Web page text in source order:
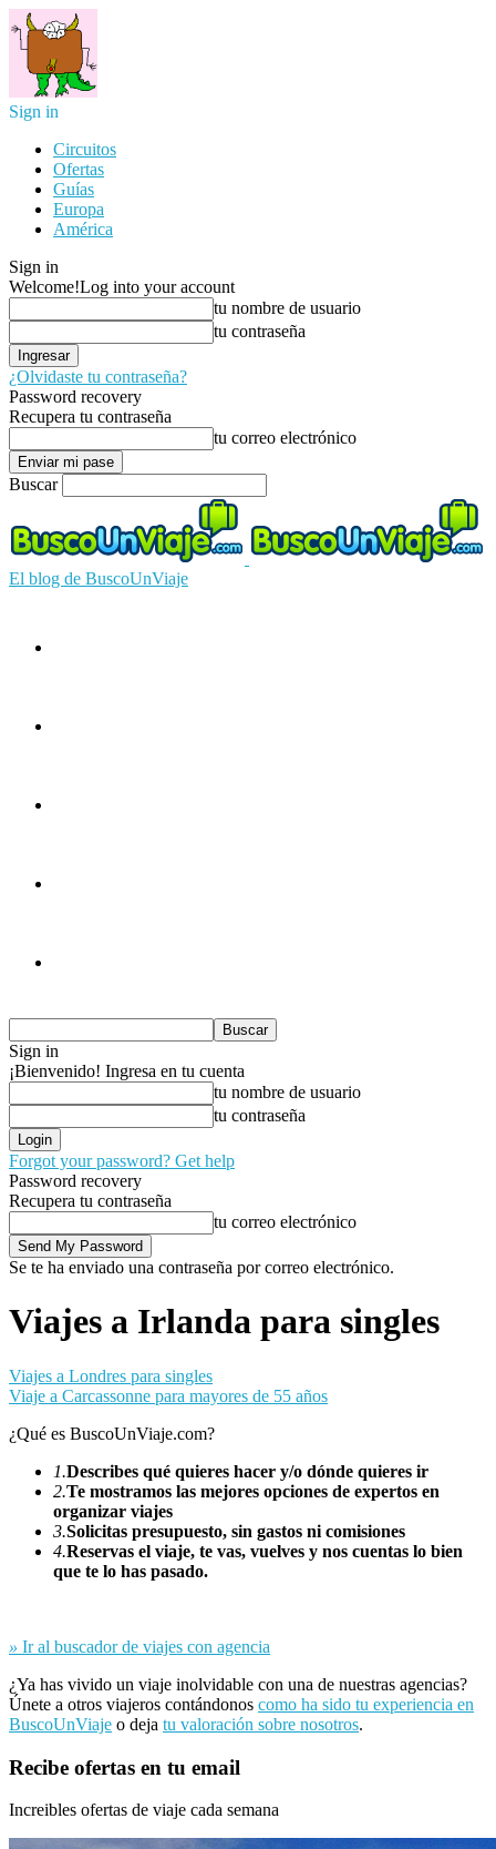
Sign in
Circuitos
Ofertas
Guías
Europa
América
Sign in
Welcome!Log into your account
tu nombre de usuario
tu contraseña
¿Olvidaste tu contraseña?
Password recovery
Recupera tu contraseña
tu correo electrónico
Buscar
El blog de BuscoUnViaje
Sign in
¡Bienvenido! Ingresa en tu cuenta
tu nombre de usuario
tu contraseña
Forgot your password? Get help
Password recovery
Recupera tu contraseña
tu correo electrónico
Se te ha enviado una contraseña por correo electrónico.
Viajes a Irlanda para singles
Viajes a Londres para singles
Viaje a Carcassonne para mayores de 55 años
¿Qué es BuscoUnViaje.com?
1.Describes qué quieres hacer y/o dónde quieres ir
2.Te mostramos las mejores opciones de expertos en
organizar viajes
3.Solicitas presupuesto, sin gastos ni comisiones
4.Reservas el viaje, te vas, vuelves y nos cuentas lo bien
que te lo has pasado.
» Ir al buscador de viajes con agencia
¿Ya has vivido un viaje inolvidable con una de nuestras agencias?
Únete a otros viajeros contándonos como ha sido tu experiencia en
BuscoUnViaje o deja tu valoración sobre nosotros.
Recibe ofertas en tu email
Increibles ofertas de viaje cada semana